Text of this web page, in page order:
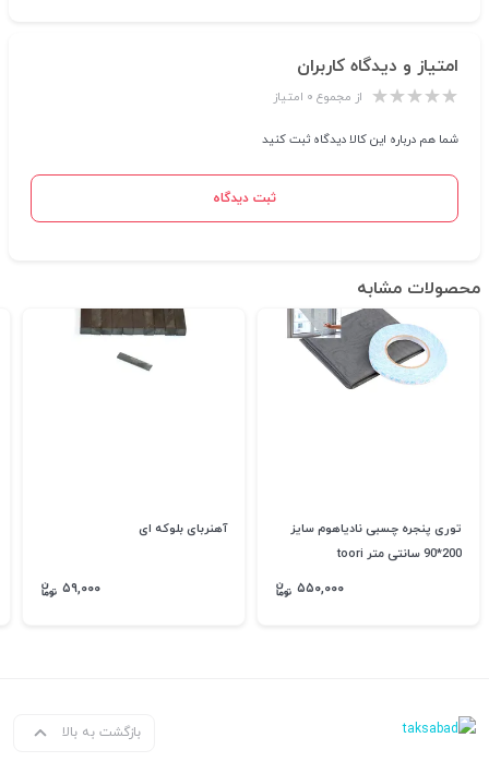
امتیاز و دیدگاه کاربران
از مجموع ۰ امتیاز
شما هم درباره این کالا دیدگاه ثبت کنید
ثبت دیدگاه
محصولات مشابه
توری پنجره چسبی نادیاهوم سایز
200*90 سانتی متر toori
۵۵۰,۰۰۰
آهنربای بلوکه ای
۵۹,۰۰۰
بازگشت به بالا